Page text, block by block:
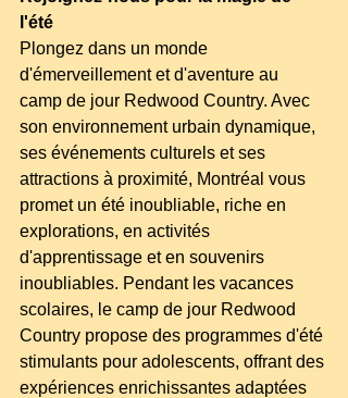
l'été
Plongez dans un monde
d'émerveillement et d'aventure au
camp de jour Redwood Country. Avec
son environnement urbain dynamique,
ses événements culturels et ses
attractions à proximité, Montréal vous
promet un été inoubliable, riche en
explorations, en activités
d'apprentissage et en souvenirs
inoubliables. Pendant les vacances
scolaires, le camp de jour Redwood
Country propose des programmes d'été
stimulants pour adolescents, offrant des
expériences enrichissantes adaptées